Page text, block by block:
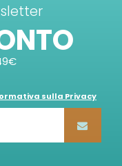
sulla Privacy